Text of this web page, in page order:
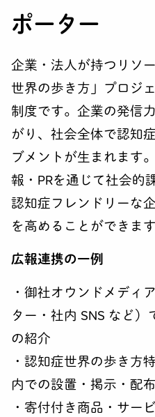
ポーター
企業・法人が持つリソ
世界の歩き方」プロジ
制度です。企業の発信
がり、社会全体で認知
ブメントが生まれます
報・PRを通じて社会的
認知症フレンドリーな
を高めることができます
広報連携の一例
・御社オウンドメディ
ター・社内 SNS など
の紹介
・ 認知症世界の歩き方
内での設置・掲示・配布
・寄付付き商品・サー